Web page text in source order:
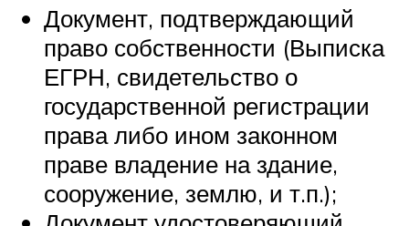
Документ, подтверждающий
право собственности (Выписка
ЕГРН, свидетельство о
государственной регистрации
права либо ином законном
праве владение на здание,
сооружение, землю, и т.п.);